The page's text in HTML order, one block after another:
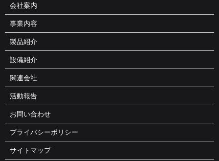
会社案内
事業内容
製品紹介
設備紹介
関連会社
活動報告
お問い合わせ
プライバシーポリシー
サイトマップ